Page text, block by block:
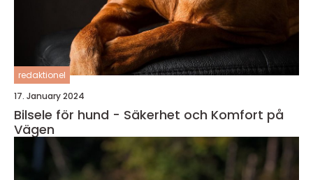
redaktionel
17. January 2024
Bilsele för hund - Säkerhet och Komfort på
Vägen